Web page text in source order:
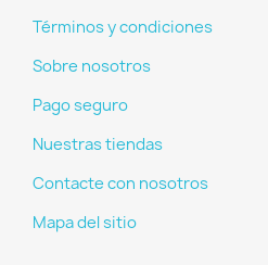
Términos y condiciones
Sobre nosotros
Pago seguro
Nuestras tiendas
Contacte con nosotros
Mapa del sitio